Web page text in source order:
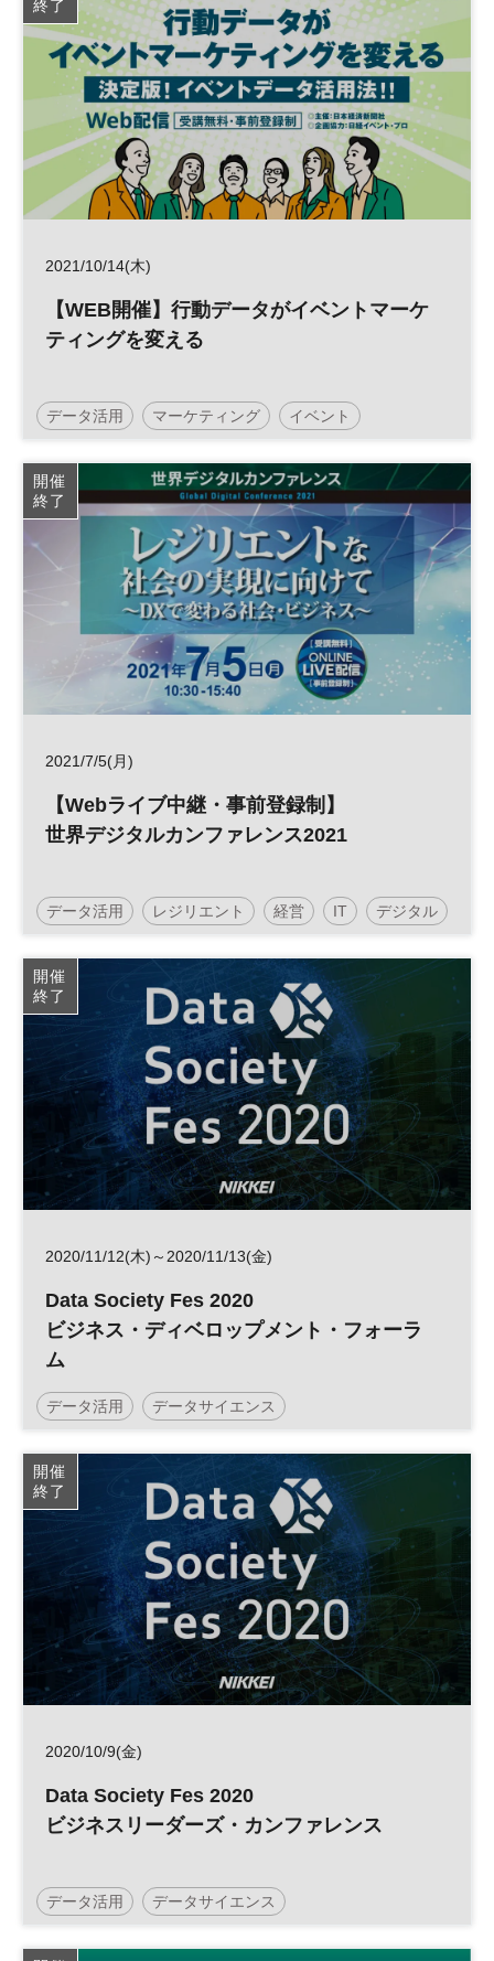
日経メッセプレミアム・カンファレンス・シリーズ
終了
2021/10/14(木)
【WEB開催】行動データがイベントマーケ
ティングを変える
データ活用 マーケティング イベント
日経メッセプレミアム・カンファレンス・シリーズ
開催
終了
2021/7/5(月)
【Webライブ中継・事前登録制】
世界デジタルカンファレンス2021
データ活用 レジリエント 経営 IT デジタル
参加無料
開催
終了
2020/11/12(木)～2020/11/13(金)
Data Society Fes 2020
ビジネス・ディベロップメント・フォーラ
ム
データ活用 データサイエンス
開催
終了
2020/10/9(金)
Data Society Fes 2020
ビジネスリーダーズ・カンファレンス
データ活用 データサイエンス